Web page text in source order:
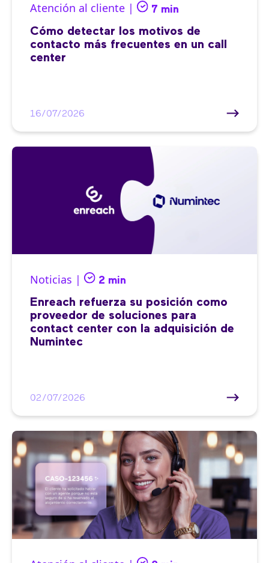
Atención al cliente | 7 min
Cómo detectar los motivos de
contacto más frecuentes en un call
center
16/07/2026
Noticias | 2 min
Enreach refuerza su posición como
proveedor de soluciones para
contact center con la adquisición de
Numintec
02/07/2026